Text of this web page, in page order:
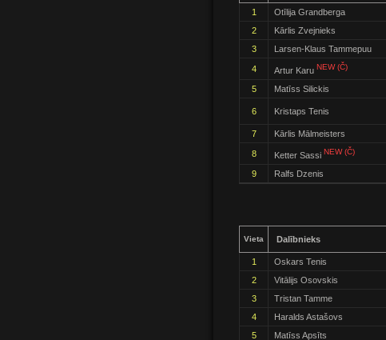
1 Otīlija Grandberga
2
Kārlis Zvejnieks
3
Larsen-Klaus Tammepuu
4 Artur Karu NEW (Č)
5 Matīss Silickis
6 Kristaps Tenis
7
Kārlis Mālmeisters
8 Ketter Sassi NEW (Č)
9 Ralfs Dzenis
Vieta Dalībnieks
1 Oskars Tenis
2
Vitālijs Osovskis
3
Tristan Tamme
4
Haralds Astašovs
5
Matīss Apsīts